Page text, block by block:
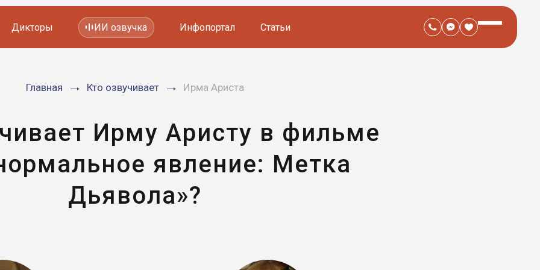
Мультфильмов
Дикторы ИИ озвучка Инфопортал Статьи
Главная Кто озвучивает Ирма Ариста
Ирму Аристу в фильме
явление: Метка
Дьявола»?